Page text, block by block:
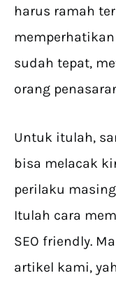
harus ramah
sudah tepat,
orang
Untuk itulah,
bisa melacak
perilaku
Itulah cara
SEO friendly.
artikel kami,